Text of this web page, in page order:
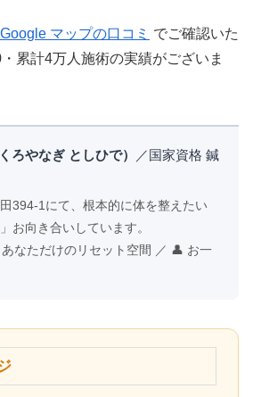
Google マップの口コミ でご確認いた
累計4万人施術の実績がございま
ろやなぎ としひで）
／国家資格 鍼
394-1にて、根本的に体を整えたい
お向き合いしています。
なただけのリセット空間 ／ 👤 お一